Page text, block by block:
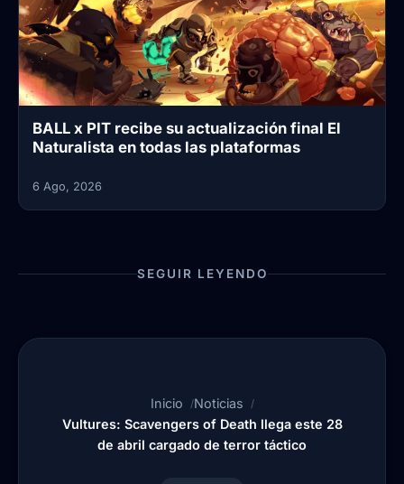
BALL x PIT recibe su actualización final El
Naturalista en todas las plataformas
6 Ago, 2026
SEGUIR LEYENDO
Inicio
Noticias
Vultures: Scavengers of Death llega este 28
de abril cargado de terror táctico